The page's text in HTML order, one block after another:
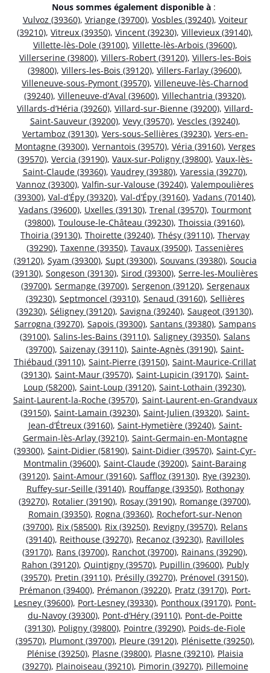
Nous sommes également disponible à :
Vulvoz (39360), Vriange (39700), Vosbles (39240), Voiteur
(39210), Vitreux (39350), Vincent (39230), Villevieux (39140),
Villette-lès-Dole (39100), Villette-lès-Arbois (39600),
Villerserine (39800), Villers-Robert (39120), Villers-les-Bois
(39800), Villers-les-Bois (39120), Villers-Farlay (39600),
Villeneuve-sous-Pymont (39570), Villeneuve-lès-Charnod
(39240), Villeneuve-d’Aval (39600), Villechantria (39320),
Villards-d’Héria (39260), Villard-sur-Bienne (39200), Villard-
Saint-Sauveur (39200), Vevy (39570), Vescles (39240),
Vertamboz (39130), Vers-sous-Sellières (39230), Vers-en-
Montagne (39300), Vernantois (39570), Véria (39160), Verges
(39570), Vercia (39190), Vaux-sur-Poligny (39800), Vaux-lès-
Saint-Claude (39360), Vaudrey (39380), Varessia (39270),
Vannoz (39300), Valfin-sur-Valouse (39240), Valempoulières
(39300), Val-d’Épy (39320), Val-d’Épy (39160), Vadans (70140),
Vadans (39600), Uxelles (39130), Trenal (39570), Tourmont
(39800), Toulouse-le-Château (39230), Thoissia (39160),
Thoiria (39130), Thoirette (39240), Thésy (39110), Thervay
(39290), Taxenne (39350), Tavaux (39500), Tassenières
(39120), Syam (39300), Supt (39300), Souvans (39380), Soucia
(39130), Songeson (39130), Sirod (39300), Serre-les-Moulières
(39700), Sermange (39700), Sergenon (39120), Sergenaux
(39230), Septmoncel (39310), Senaud (39160), Sellières
(39230), Séligney (39120), Savigna (39240), Saugeot (39130),
Sarrogna (39270), Sapois (39300), Santans (39380), Sampans
(39100), Salins-les-Bains (39110), Saligney (39350), Salans
(39700), Saizenay (39110), Sainte-Agnès (39190), Saint-
Thiébaud (39110), Saint-Pierre (39150), Saint-Maurice-Crillat
(39130), Saint-Maur (39570), Saint-Lupicin (39170), Saint-
Loup (58200), Saint-Loup (39120), Saint-Lothain (39230),
Saint-Laurent-la-Roche (39570), Saint-Laurent-en-Grandvaux
(39150), Saint-Lamain (39230), Saint-Julien (39320), Saint-
Jean-d’Étreux (39160), Saint-Hymetière (39240), Saint-
Germain-lès-Arlay (39210), Saint-Germain-en-Montagne
(39300), Saint-Didier (58190), Saint-Didier (39570), Saint-Cyr-
Montmalin (39600), Saint-Claude (39200), Saint-Baraing
(39120), Saint-Amour (39160), Saffloz (39130), Rye (39230),
Ruffey-sur-Seille (39140), Rouffange (39350), Rothonay
(39270), Rotalier (39190), Rosay (39190), Romange (39700),
Romain (39350), Rogna (39360), Rochefort-sur-Nenon
(39700), Rix (58500), Rix (39250), Revigny (39570), Relans
(39140), Reithouse (39270), Recanoz (39230), Ravilloles
(39170), Rans (39700), Ranchot (39700), Rainans (39290),
Rahon (39120), Quintigny (39570), Pupillin (39600), Publy
(39570), Pretin (39110), Présilly (39270), Prénovel (39150),
Prémanon (39400), Prémanon (39220), Pratz (39170), Port-
Lesney (39600), Port-Lesney (39330), Ponthoux (39170), Pont-
du-Navoy (39300), Pont-d’Héry (39110), Pont-de-Poitte
(39130), Poligny (39800), Pointre (39290), Poids-de-Fiole
(39570), Plumont (39700), Pleure (39120), Plénisette (39250),
Plénise (39250), Plasne (39800), Plasne (39210), Plaisia
(39270), Plainoiseau (39210), Pimorin (39270), Pillemoine